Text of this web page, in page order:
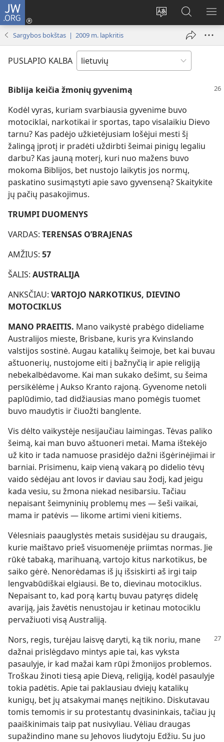
JW.ORG
Pakeisti
svetainės
Prisijungti
(atsiveria Paieška
svetainėje
JW.ORG
Sargybos bokštas | 2009 m. lapkritis
PUSLAPIO KALBA
Biblija keičia žmonių gyvenimą
Kodėl vyras, kuriam svarbiausia gyvenime buvo
motociklai, narkotikai ir sportas, tapo visalaikiu Dievo
tarnu? Kas padėjo užkietėjusiam lošėjui mesti šį
žalingą įprotį ir pradėti uždirbti šeimai pinigų legaliu
darbu? Kas jauną moterį, kuri nuo mažens buvo
mokoma Biblijos, bet nustojo laikytis jos normų,
paskatino susimąstyti apie savo gyvenseną? Skaitykite
jų pačių pasakojimus.
TRUMPI DUOMENYS
VARDAS: TERENSAS O’BRAJENAS
AMŽIUS: 57
ŠALIS: AUSTRALIJA
ANKSČIAU: VARTOJO NARKOTIKUS, DIEVINO
MOTOCIKLUS
MANO PRAEITIS. Mano vaikystė prabėgo dideliame
Australijos mieste, Brisbane, kuris yra Kvinslando
valstijos sostinė. Augau katalikų šeimoje, bet kai buvau
aštuonerių, nustojome eiti į bažnyčią ir apie religiją
nebekalbėdavome. Kai man sukako dešimt, su šeima
persikėlėme į Aukso Kranto rajoną. Gyvenome netoli
paplūdimio, tad didžiausias mano pomėgis tuomet
buvo maudytis ir čiuožti banglente.
Vis dėlto vaikystėje nesijaučiau laimingas. Tėvas paliko
šeimą, kai man buvo aštuoneri metai. Mama ištekėjo
už kito ir tada namuose prasidėjo dažni išgėrinėjimai ir
barniai. Prisimenu, kaip vieną vakarą po didelio tėvų
vaido sėdėjau ant lovos ir daviau sau žodį, kad jeigu
kada vesiu, su žmona niekad nesibarsiu. Tačiau
nepaisant šeimyninių problemų mes — šeši vaikai,
mama ir patėvis — likome artimi vieni kitiems.
Vėlesniais paauglystės metais susidėjau su draugais,
kurie maištavo prieš visuomenėje priimtas normas. Jie
rūkė tabaką, marihuaną, vartojo kitus narkotikus, be
saiko gėrė. Nenorėdamas iš jų išsiskirti aš irgi taip
lengvabūdiškai elgiausi. Be to, dievinau motociklus.
Nepaisant to, kad porą kartų buvau patyręs didelę
avariją, jais žavėtis nenustojau ir ketinau motociklu
pervažiuoti visą Australiją.
Nors, regis, turėjau laisvę daryti, ką tik noriu, mane
dažnai prislėgdavo mintys apie tai, kas vyksta
pasaulyje, ir kad mažai kam rūpi žmonijos problemos.
Troškau žinoti tiesą apie Dievą, religiją, kodėl pasaulyje
tokia padėtis. Apie tai paklausiau dviejų katalikų
kunigų, bet jų atsakymai manęs neįtikino. Diskutavau
tomis temomis ir su protestantų dvasininkais, tačiau jų
paaiškinimais taip pat nusivyliau. Vėliau draugas
supažindino mane su Jehovos liudytoju Edžiu. Su juo